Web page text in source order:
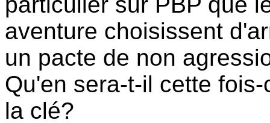
aventure choisissent
un pacte de non
Qu'en sera-t-il cette
la clé?